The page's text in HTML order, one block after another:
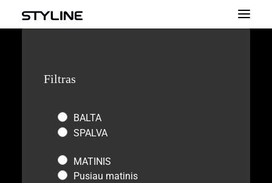
MŪSŲ PRODUKTAI
SKAIČIUOKLĖ
KONTAKTAI
Filtras
BALTA
SPALVA
MATINIS
Pusiau matinis